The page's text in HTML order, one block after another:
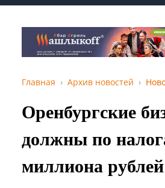
Главная Архив новостей
Оренбургские
должны по
миллиона рублей